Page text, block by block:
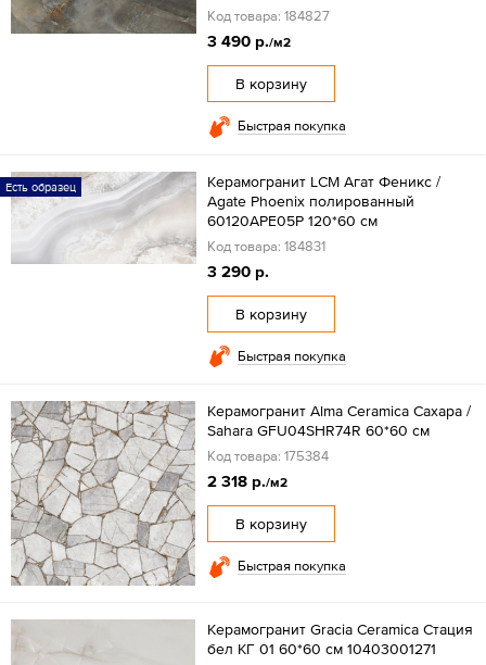
Код товара: 184827
3 490 р./м2
В корзину
Быстрая покупка
Есть образец
Керамогранит LCM Агат Феникс /
Agate Phoenix полированный
60120APE05P 120*60 см
Код товара: 184831
3 290 р.
В корзину
Быстрая покупка
Керамогранит Alma Ceramica Сахара /
Sahara GFU04SHR74R 60*60 см
Код товара: 175384
2 318 р./м2
В корзину
Быстрая покупка
Керамогранит Gracia Ceramica Стация
бел КГ 01 60*60 см 10403001271